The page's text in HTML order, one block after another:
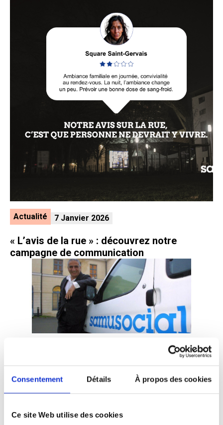
Consentement Détails À propos des cookies
Ce site Web utilise des cookies
Actualité 7 Janvier 2026
« L’avis de la rue » : découvrez notre
campagne de communication
Disparition de Xavier Emmanuelli, fondateur
du Samusocial de Paris